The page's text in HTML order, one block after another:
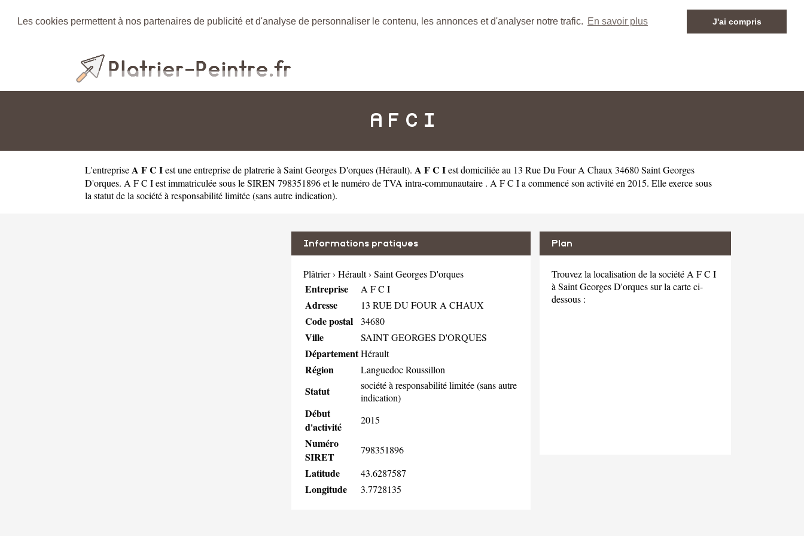
Les cookies permettent à nos partenaires de publicité et d'analyse de personnaliser le contenu, les annonces et d'analyser notre trafic. En savoir plus J'ai compris
A F C I
L'entreprise A F C Iest uneentreprise de platrerie à Saint Georges D'orques(Hérault). A F C Iest domiciliée au 13 Rue Du Four A Chaux 34680 Saint Georges
D'orques. A F C I est immatriculée sous le SIREN 798351896 et le numéro de TVA intra-communautaire . A F C I a commencé son activité en 2015. Elle exerce sous
la statut de la société à responsabilité limitée (sans autre indication).
Informations pratiques
Plâtrier› Hérault› Saint Georges D'orques
Entreprise A F C I
Adresse 13 RUE DU FOUR A CHAUX
Code postal 34680
Ville SAINT GEORGES D'ORQUES
DépartementHérault
Région Languedoc Roussillon
Statut
société à responsabilité limitée (sans autre
indication)
Début
d'activité
2015
Numéro
SIRET
798351896
Latitude 43.6287587
Longitude 3.7728135
Plan
Trouvez la localisation de la société A F C I
à Saint Georges D'orques sur la carte ci-
dessous :